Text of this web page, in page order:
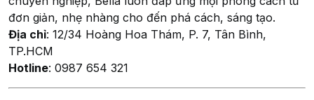
đơn giản, nhẹ nhàng cho đến phá cách, sáng tạo.
Địa chỉ: 12/34 Hoàng Hoa Thám, P. 7, Tân Bình,
TP.HCM
Hotline: 0987 654 321